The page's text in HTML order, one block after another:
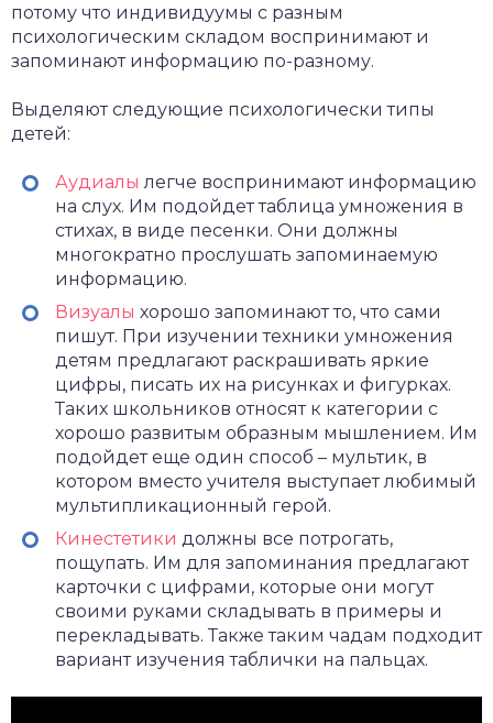
потому что индивидуумы с разным
психологическим складом воспринимают и
запоминают информацию по-разному.
Выделяют следующие психологически типы
детей:
Аудиалы легче воспринимают информацию
на слух. Им подойдет таблица умножения в
стихах, в виде песенки. Они должны
многократно прослушать запоминаемую
информацию.
Визуалы хорошо запоминают то, что сами
пишут. При изучении техники умножения
детям предлагают раскрашивать яркие
цифры, писать их на рисунках и фигурках.
Таких школьников относят к категории с
хорошо развитым образным мышлением. Им
подойдет еще один способ – мультик, в
котором вместо учителя выступает любимый
мультипликационный герой.
Кинестетики должны все потрогать,
пощупать. Им для запоминания предлагают
карточки с цифрами, которые они могут
своими руками складывать в примеры и
перекладывать. Также таким чадам подходит
вариант изучения таблички на пальцах.